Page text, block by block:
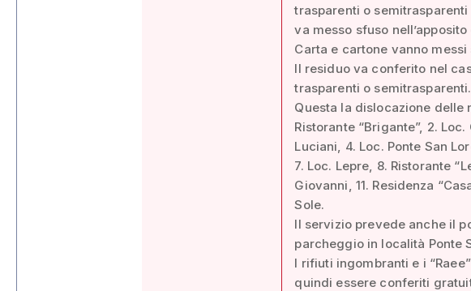
trasparenti o
va messo sfuso
Carta e cartone vanno
Il residuo va conferito nel
trasparenti o semitrasparenti.
Questa la dislocazione delle
Ristorante “Brigante”, 2.
Luciani, 4. Loc. Ponte San
7. Loc. Lepre, 8. Ristorante
Giovanni, 11. Residenza
Sole.
Il servizio prevede anche il
parcheggio in località Ponte
I rifiuti ingombranti e i
quindi essere conferiti